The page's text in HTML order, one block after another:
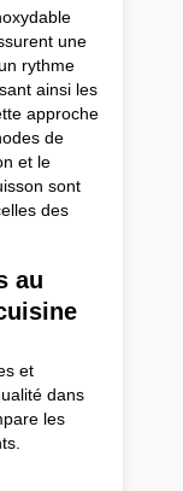
une
rythme
ainsi les
approche
de
et le
sont
des
au
et
dans
les